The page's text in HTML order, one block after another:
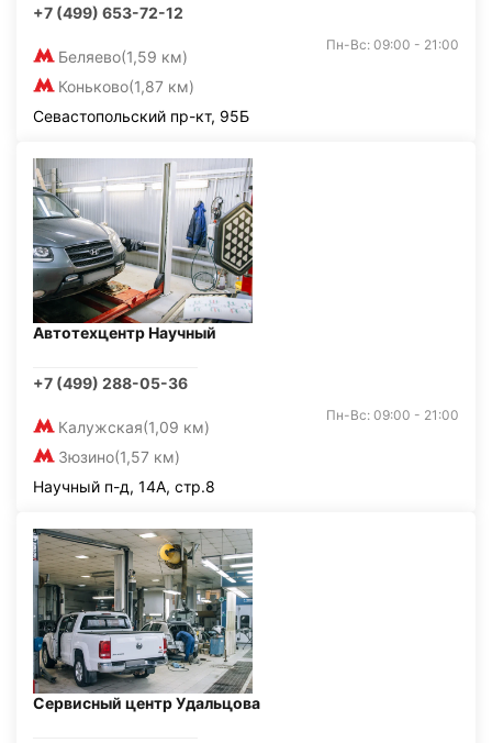
+7 (499) 653-72-12
Беляево(1,59 км)
Коньково(1,87 км)
Пн-Вс: 09:00 - 21:00
Севастопольский пр-кт, 95Б
Автотехцентр Научный
+7 (499) 288-05-36
Калужская(1,09 км)
Зюзино(1,57 км)
Пн-Вс: 09:00 - 21:00
Научный п-д, 14А, стр.8
Сервисный центр Удальцова